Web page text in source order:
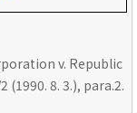
v. Republic
(1990. 8. 3.), para.2.